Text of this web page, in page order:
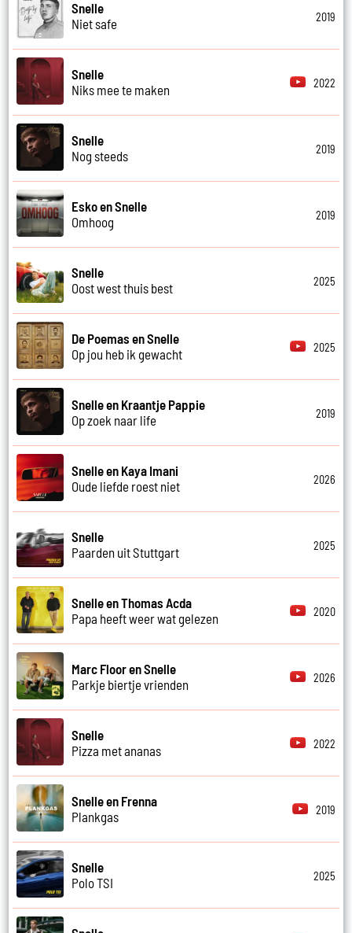
Snelle
Niet safe
2019
Snelle
Niks mee te maken
2022
Snelle
Nog steeds
2019
Esko en Snelle
Omhoog
2019
Snelle
Oost west thuis best
2025
De Poemas en Snelle
Op jou heb ik gewacht
2025
Snelle en Kraantje Pappie
Op zoek naar life
2019
Snelle en Kaya Imani
Oude liefde roest niet
2026
Snelle
Paarden uit Stuttgart
2025
Snelle en Thomas Acda
Papa heeft weer wat gelezen
2020
Marc Floor en Snelle
Parkje biertje vrienden
2026
Snelle
Pizza met ananas
2022
Snelle en Frenna
Plankgas
2019
Snelle
Polo TSI
2025